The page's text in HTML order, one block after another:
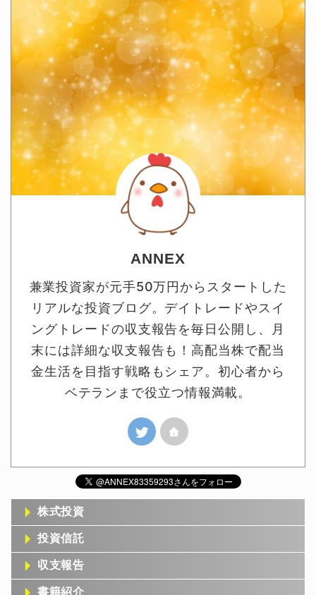
ANNEX
兼業投資家が元手50万円からスタートした
リアルな投資ブログ。デイトレードやスイ
ングトレードの収支報告を毎日公開し、月
末には詳細な収支報告も！高配当株で配当
金生活を目指す戦略もシェア。初心者から
ベテランまで役立つ情報満載。
株式投資
投資信託
収支報告
書籍紹介